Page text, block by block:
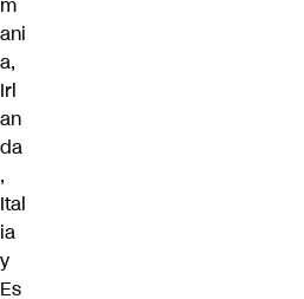
m
ani
a,
Irl
an
da
,
Ital
ia
y
Es